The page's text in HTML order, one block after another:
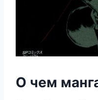
О чем